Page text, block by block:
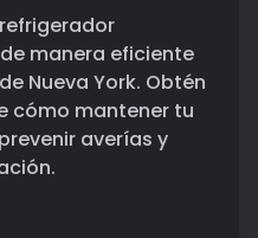
manera eficiente
Nueva York. Obtén
cómo mantener tu
averías y